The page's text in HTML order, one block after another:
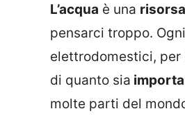
L’acqua è una
pensarci troppo.
elettrodomestici,
di quanto sia
molte parti del